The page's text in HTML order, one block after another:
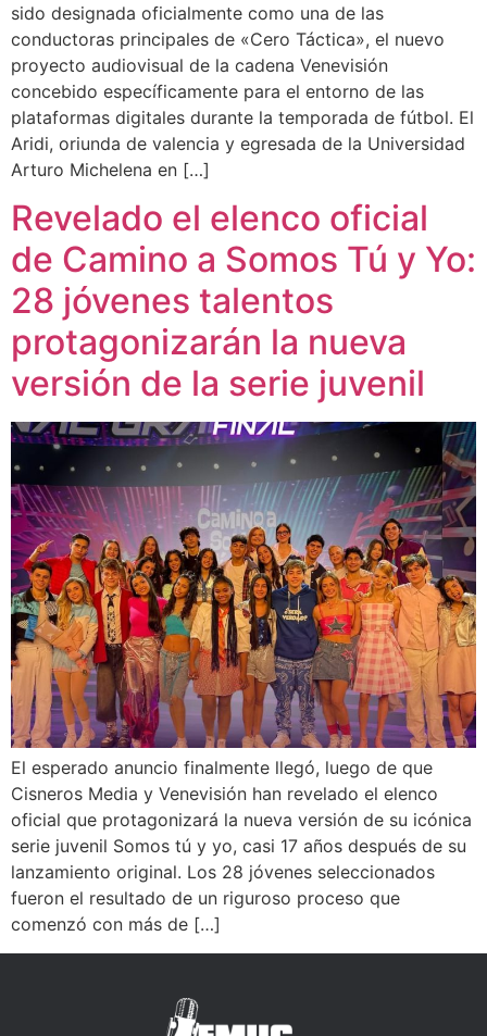
sido designada oficialmente como una de las
conductoras principales de «Cero Táctica», el nuevo
proyecto audiovisual de la cadena Venevisión
concebido específicamente para el entorno de las
plataformas digitales durante la temporada de fútbol. El
Aridi, oriunda de valencia y egresada de la Universidad
Arturo Michelena en […]
Revelado el elenco oficial
de Camino a Somos Tú y Yo:
28 jóvenes talentos
protagonizarán la nueva
versión de la serie juvenil
El esperado anuncio finalmente llegó, luego de que
Cisneros Media y Venevisión han revelado el elenco
oficial que protagonizará la nueva versión de su icónica
serie juvenil Somos tú y yo, casi 17 años después de su
lanzamiento original. Los 28 jóvenes seleccionados
fueron el resultado de un riguroso proceso que
comenzó con más de […]